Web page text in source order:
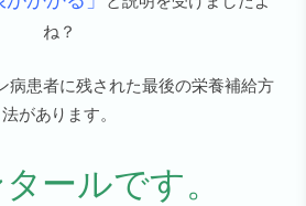
ね？
病患者に残された最後の栄養補給方
法があります。
ールです。